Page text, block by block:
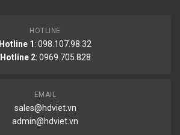
HOTLINE
Hotline 1 : 098.107.98.32
Hotline 2: 0969.705.828
EMAIL
sales@hdviet.vn
admin@hdviet.vn